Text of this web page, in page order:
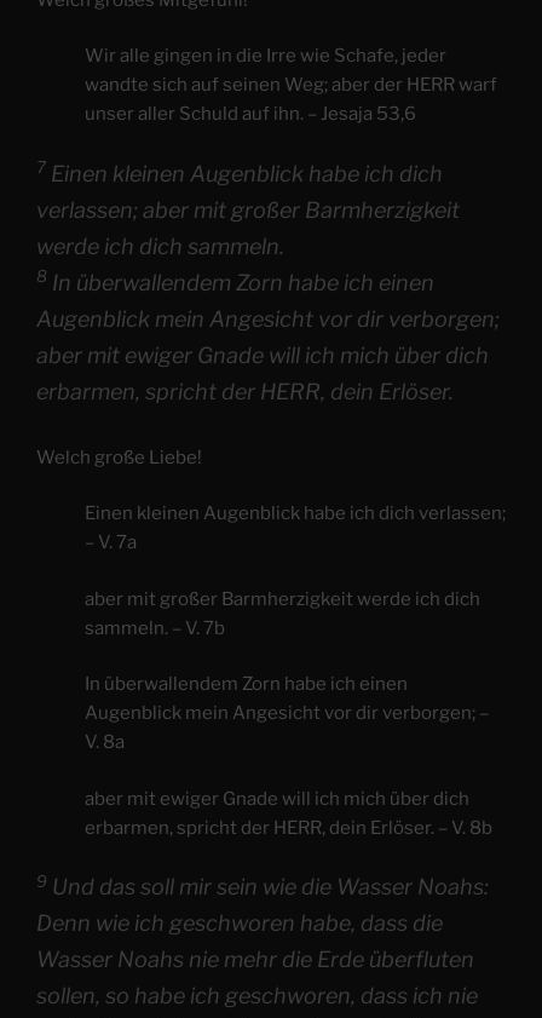
Wir alle gingen in die Irre wie Schafe, jeder
wandte sich auf seinen Weg; aber der HERR warf
unser aller Schuld auf ihn. – Jesaja 53,6
7 Einen kleinen Augenblick habe ich dich
verlassen; aber mit großer Barmherzigkeit
werde ich dich sammeln.
8 In überwallendem Zorn habe ich einen
Augenblick mein Angesicht vor dir verborgen;
aber mit ewiger Gnade will ich mich über dich
erbarmen, spricht der HERR, dein Erlöser.
Welch große Liebe!
Einen kleinen Augenblick habe ich dich verlassen;
– V. 7a
aber mit großer Barmherzigkeit werde ich dich
sammeln. – V. 7b
In überwallendem Zorn habe ich einen
Augenblick mein Angesicht vor dir verborgen; –
V. 8a
aber mit ewiger Gnade will ich mich über dich
erbarmen, spricht der HERR, dein Erlöser. – V. 8b
9 Und das soll mir sein wie die Wasser Noahs:
Denn wie ich geschworen habe, dass die
Wasser Noahs nie mehr die Erde überfluten
sollen, so habe ich geschworen, dass ich nie